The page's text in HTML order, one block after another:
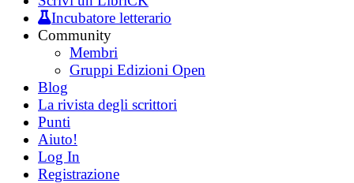
Incubatore letterario
Community
Membri
Gruppi Edizioni Open
Blog
La rivista degli scrittori
Punti
Aiuto!
Log In
Registrazione